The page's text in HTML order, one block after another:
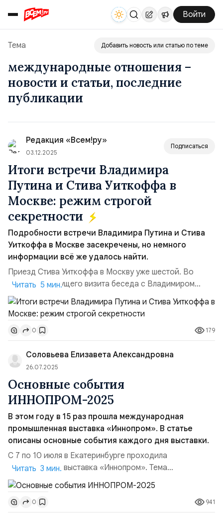
Войти
Тема Добавить новость или статью по теме
международные отношения –
новости и статьи, последние
публикации
Редакция «Всем!ру»
03.12.2025
Подписаться
Итоги встречи Владимира
Путина и Стива Уиткоффа в
Москве: режим строгой
секретности
Подробности встречи Владимира Путина и Стива
Уиткоффа в Москве засекречены, но немного
информации всё же удалось найти.
Приезд Стива Уиткоффа в Москву уже шестой. Во
время предыдущего визита беседа с Владимиром
Путиным продлилась 3 часа. Перед встречей
Владимира Путина и Стива Уиткоффа в Москве,
президент ответил на вопросы журналистов. Его
заявления касались Европы, но, конечно же относятся
к американцам и предназначены прежде всего для
правящего класса Штатов.Выд...
Читать 5 мин.
0 179
Соловьева Елизавета Александровна
26.07.2025
Основные события
ИННОПРОМ-2025
В этом году в 15 раз прошла международная
промышленная выставка «Иннопром». В статье
описаны основные события каждого дня выставки.
С 7 по 10 июля в Екатеринбурге проходила
промышленная выставка «Иннопром». Тема
пятнадцатой выставки: «Технологическое лидерство:
индустриальный прорыв». За 4 дня выставку посетили
представители 60 стран мира, 11 000 организаций и
компаний презентовали свои технологические
Читать 3 мин.
0 941